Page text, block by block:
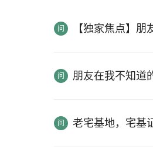
【独家焦点】
朋友在我不知道
老宅基地，宅基